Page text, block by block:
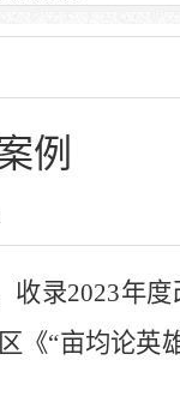
例
收录2023年度
《“亩均论英